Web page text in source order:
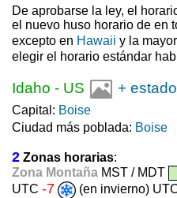
De aprobarse la ley, el
el nuevo huso horario de en
excepto en Hawaii y la
elegir el horario estándar
Idaho - US +
Capital: Boise
Ciudad más poblada: Boise
2 Zonas horarias:
Zona Montaña MST / MDT
UTC -7 (en invierno)